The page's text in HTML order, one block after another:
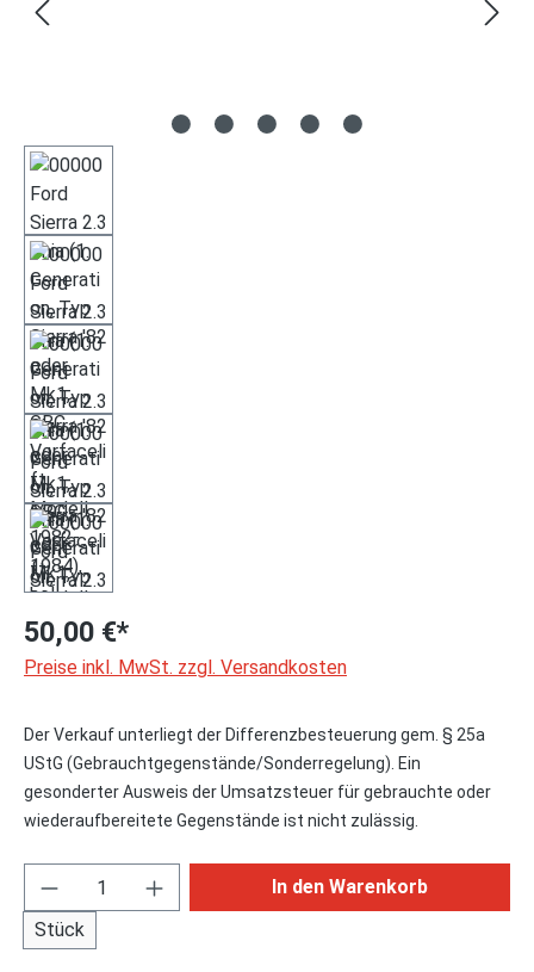
50,00 €*
Preise inkl. MwSt. zzgl. Versandkosten
Der Verkauf unterliegt der Differenzbesteuerung gem. § 25a
UStG (Gebrauchtgegenstände/Sonderregelung). Ein
gesonderter Ausweis der Umsatzsteuer für gebrauchte oder
wiederaufbereitete Gegenstände ist nicht zulässig.
Produkt Anzahl: Gib den gewünschten
Stück
In den Warenkorb